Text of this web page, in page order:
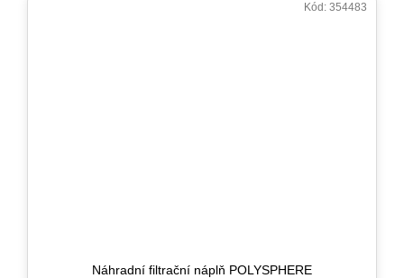
Náhradní filtrační náplň POLYSPHERE
Kód: 354483